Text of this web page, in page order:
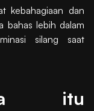
kebahagiaan dan
bahas lebih dalam
silang saat
itu